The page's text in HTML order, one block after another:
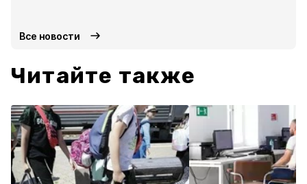
Все новости
Читайте также